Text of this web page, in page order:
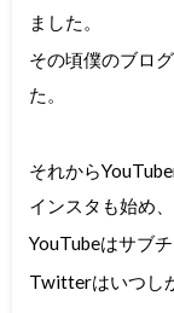
ました。
その頃僕のブロ
た。
それから
インスタも始め、
YouTubeはサブ
Twitterはいつし